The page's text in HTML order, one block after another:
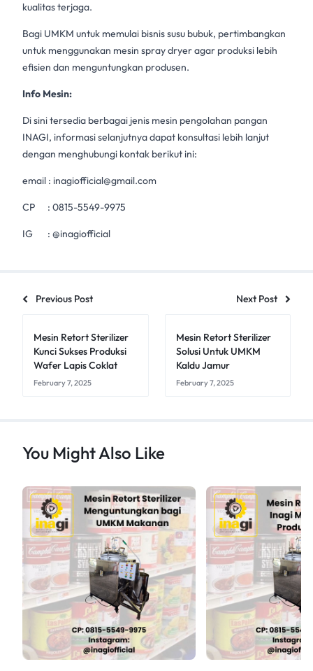
kualitas terjaga.
Bagi UMKM untuk memulai bisnissusu bubuk, pertimbangkan
untuk menggunakan mesin spray dryeragar produksi lebih
efisien dan menguntungkan produsen.
Info Mesin:
Di sini tersedia berbagai jenis mesin pengolahan pangan
INAGI, informasi selanjutnya dapat konsultasi lebih lanjut
dengan menghubungi kontak berikut ini:
email : inagiofficial@gmail.com
CP : 0815-5549-9975
IG : @inagiofficial
Previous Post Next Post
Mesin Retort Sterilizer
Kunci Sukses Produksi
Wafer Lapis Coklat
February 7, 2025
Mesin Retort Sterilizer
Solusi Untuk UMKM
Kaldu Jamur
February 7, 2025
You Might Also Like